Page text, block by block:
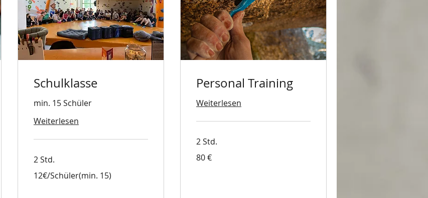
Schulklasse
min. 15 Schüler
Weiterlesen
2 Std.
15)
12€/Schüler(min. 15)
Personal Training
Weiterlesen
2 Std.
Euro
80 €